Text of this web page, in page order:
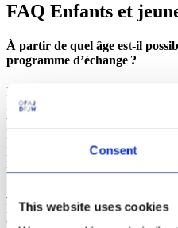
Consent
This website uses cookies
FAQ Enfants et
À partir de quel âge est-il
programme d’échange ?
L’OFAJ propose des programmes
3 ans. Pour les plus petits, il existe
vise à sensibiliser aux questions
le plus jeune âge. L’âge
programmes de l’OFAJ est
programmes d’échangesVoltaire
partir de la classe de 4e (dans le
dépend du Land concerné).